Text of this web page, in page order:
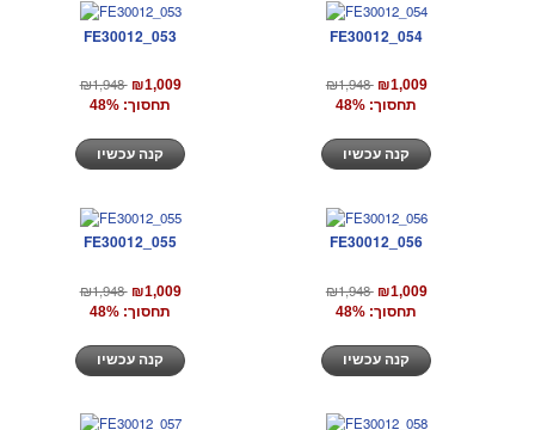
FE30012_053
₪1,948 ₪1,009
תחסוך: 48%
FE30012_054
₪1,948 ₪1,009
תחסוך: 48%
FE30012_055
₪1,948 ₪1,009
תחסוך: 48%
FE30012_056
₪1,948 ₪1,009
תחסוך: 48%